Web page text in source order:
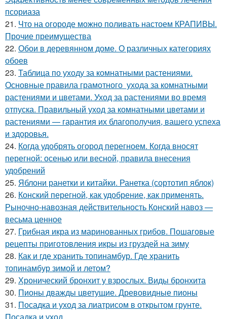
псориаза
21. Что на огороде можно поливать настоем КРАПИВЫ.
Прочие преимущества
22. Обои в деревянном доме. О различных категориях
обоев
23. Таблица по уходу за комнатными растениями.
Основные правила грамотного ухода за комнатными
растениями и цветами. Уход за растениями во время
отпуска. Правильный уход за комнатными цветами и
растениями — гарантия их благополучия, вашего успеха
и здоровья.
24. Когда удобрять огород перегноем. Когда вносят
перегной: осенью или весной, правила внесения
удобрений
25. Яблони ранетки и китайки. Ранетка (сортотип яблок)
26. Конский перегной, как удобрение, как применять.
Рыночно-навозная действительность Конский навоз —
весьма ценное
27. Грибная икра из маринованных грибов. Пошаговые
рецепты приготовления икры из груздей на зиму
28. Как и где хранить топинамбур. Где хранить
топинамбур зимой и летом?
29. Хронический бронхит у взрослых. Виды бронхита
30. Пионы дважды цветущие. Древовидные пионы
31. Посадка и уход за лиатрисом в открытом грунте.